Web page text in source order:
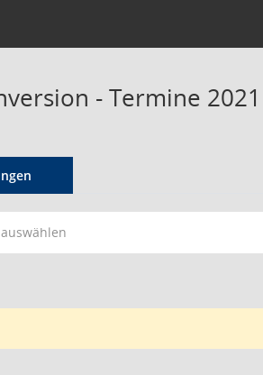
- Termine 2021